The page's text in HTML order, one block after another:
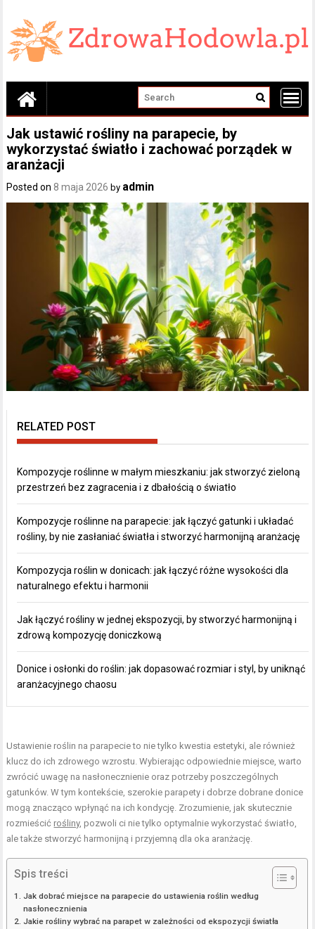
content
Jak ustawić rośliny na parapecie, by
wykorzystać światło i zachować porządek w
aranżacji
Posted on 8 maja 2026 by admin
RELATED POST
Kompozycje roślinne w małym mieszkaniu: jak stworzyć zieloną
przestrzeń bez zagracenia i z dbałością o światło
Kompozycje roślinne na parapecie: jak łączyć gatunki i układać
rośliny, by nie zasłaniać światła i stworzyć harmonijną aranżację
Kompozycja roślin w donicach: jak łączyć różne wysokości dla
naturalnego efektu i harmonii
Jak łączyć rośliny w jednej ekspozycji, by stworzyć harmonijną i
zdrową kompozycję doniczkową
Donice i osłonki do roślin: jak dopasować rozmiar i styl, by uniknąć
aranżacyjnego chaosu
Ustawienie roślin na parapecie to nie tylko kwestia estetyki, ale również
klucz do ich zdrowego wzrostu. Wybierając odpowiednie miejsce, warto
zwrócić uwagę na nasłonecznienie oraz potrzeby poszczególnych
gatunków. W tym kontekście, szerokie parapety i dobrze dobrane donice
mogą znacząco wpłynąć na ich kondycję. Zrozumienie, jak skutecznie
rozmieścić rośliny, pozwoli ci nie tylko optymalnie wykorzystać światło,
ale także stworzyć harmonijną i przyjemną dla oka aranżację.
Spis treści
Jak dobrać miejsce na parapecie do ustawienia roślin według
nasłonecznienia
Jakie rośliny wybrać na parapet w zależności od ekspozycji światła